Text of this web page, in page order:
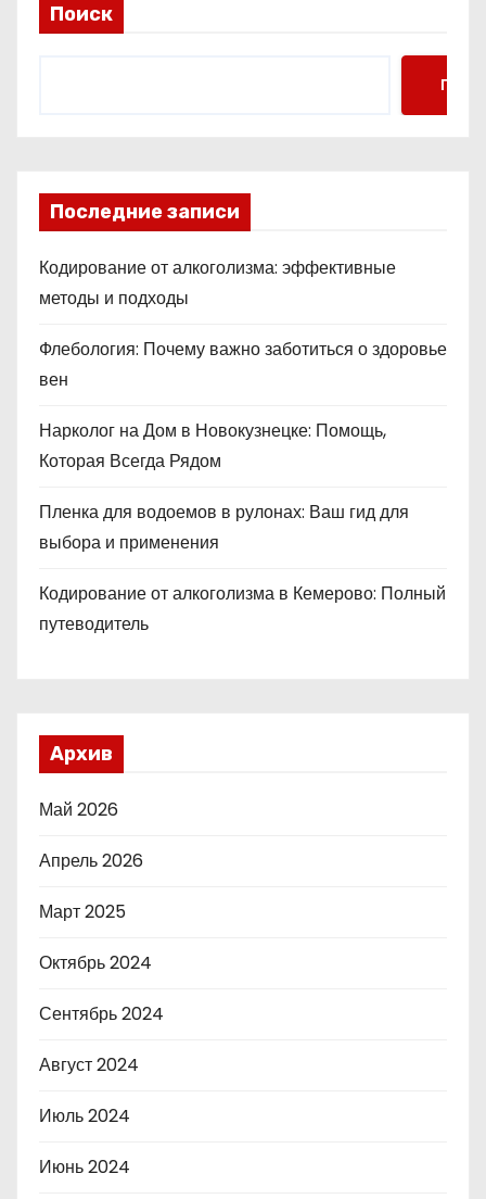
Поиск
Поиск
Последние записи
Кодирование от алкоголизма: эффективные
методы и подходы
Флебология: Почему важно заботиться о здоровье
вен
Нарколог на Дом в Новокузнецке: Помощь,
Которая Всегда Рядом
Пленка для водоемов в рулонах: Ваш гид для
выбора и применения
Кодирование от алкоголизма в Кемерово: Полный
путеводитель
Архив
Май 2026
Апрель 2026
Март 2025
Октябрь 2024
Сентябрь 2024
Август 2024
Июль 2024
Июнь 2024